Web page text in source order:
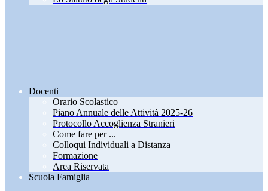
Docenti
Orario Scolastico
Piano Annuale delle Attività 2025-26
Protocollo Accoglienza Stranieri
Come fare per ...
Colloqui Individuali a Distanza
Formazione
Area Riservata
Scuola Famiglia